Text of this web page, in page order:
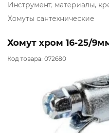
Инструмент, материалы,
Хомуты сантехнические
Хомут хром 16-25/
Код товара: 072680